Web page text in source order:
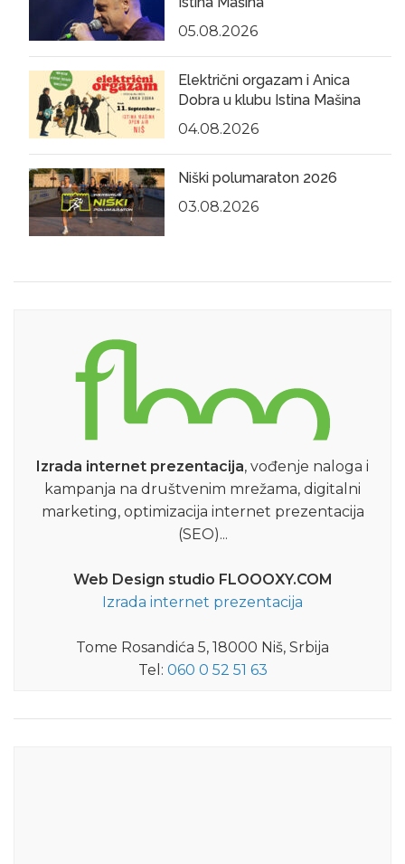
05.08.2026
Električni orgazam i Anica
Dobra u klubu Istina Mašina
04.08.2026
Niški polumaraton 2026
03.08.2026
Izrada internet prezentacija, vođenje naloga i
kampanja na društvenim mrežama, digitalni
marketing, optimizacija internet prezentacija
(SEO)...
Web Design studio FLOOOXY.COM
Izrada internet prezentacija
Tome Rosandića 5, 18000 Niš, Srbija
Tel: 060 0 52 51 63